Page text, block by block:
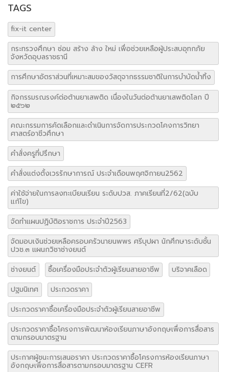
TAGS
fix-it center
กระทรวงศึกษา ซ่อม สร้าง ล้าง ใหม่ เพื่อช่วยเหลือผู้ประสบอุทกภัย
จังหวัดอุบลราชธานี
การศึกษาอัตราส่วนที่เหมาะสมของวัสดุจากธรรมชาติในการบำบัดน้ำทิ้ง
กิจกรรมรณรงค์ต่อต้านยาเสพติด เนื่องในวันต่อต้านยาเสพติดโลก ปี
๒๕๖๒
คณะกรรมการคัดเลือกและดำเนินการจัดการประกวดโคงการวิทยา
ศาสตร์อาชีวศึกษา
คำสั่งครูที่ปรึกษา
คำสั่งแต่งตั้งเวรรักษาการณ์ ประจำเดือนพฤศจิกายน2562
ค่าใช้จ่ายในการลงทะเบียนเรียน ระดับปวส. ภาคเรียนที่2/62(ฉบับ
แก้ไข)
จัดทำแผนปฏิบัติอราชการ ประจำปี2563
จัดมอบเงินช่วยเหลือครอบครัวนายนพพร ศรีบุปผา นักศึกษาระดับชั้น
ปวช.๓ แผนกวิชาช่างยนต์
ช่างยนต์
ซื้อเครื่องมือประจำตัวผู้เรียนสายอาชีพ
บริจาคเลือด
ปฐมนิเทศ
ประกวดราคา
ประกวดราคาซื้อเครื่องมือประจำตัวผู้เรียนสายอาชีพ
ประกวดราคาซื้อโครงการพัฒนาห้องเรียนภาษาอังกฤษเพื่อการสื่อสาร
ตามกรอบมาตรฐาน
ประกาศผู้ชนะการเสนอราคา ประกวดราคาซื้อโครงการห้องเรียนภาษา
อังกฤษเพื่อการสื่อสารตามกรอบมาตรฐาน CEFR